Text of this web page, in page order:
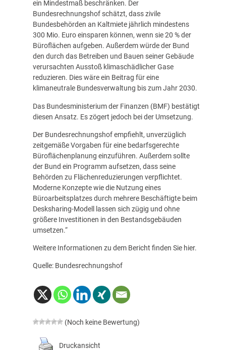
ein Mindestmaß beschränken. Der
Bundesrechnungshof schätzt, dass zivile
Bundesbehörden an Kaltmiete jährlich mindestens
300 Mio. Euro einsparen können, wenn sie 20 % der
Büroflächen aufgeben. Außerdem würde der Bund
den durch das Betreiben und Bauen seiner Gebäude
verursachten Ausstoß klimaschädlicher Gase
reduzieren. Dies wäre ein Beitrag für eine
klimaneutrale Bundesverwaltung bis zum Jahr 2030.
Das Bundesministerium der Finanzen (BMF) bestätigt
diesen Ansatz. Es zögert jedoch bei der Umsetzung.
Der Bundesrechnungshof empfiehlt, unverzüglich
zeitgemäße Vorgaben für eine bedarfsgerechte
Büroflächenplanung einzuführen. Außerdem sollte
der Bund ein Programm aufsetzen, dass seine
Behörden zu Flächenreduzierungen verpflichtet.
Moderne Konzepte wie die Nutzung eines
Büroarbeitsplatzes durch mehrere Beschäftigte beim
Desksharing-Modell lassen sich zügig und ohne
größere Investitionen in den Bestandsgebäuden
umsetzen.“
Weitere Informationen zu dem Bericht finden Sie hier.
Quelle: Bundesrechnungshof
(Noch keine Bewertung)
Druckansicht